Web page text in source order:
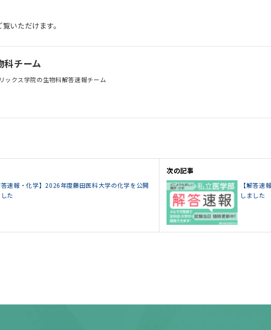
いただけます。
科チーム
ックス学院の生物科解答速報チーム
答速報・化学】2026年度藤田医科大学の化学を公開
た
次の記事
【解答速
しました